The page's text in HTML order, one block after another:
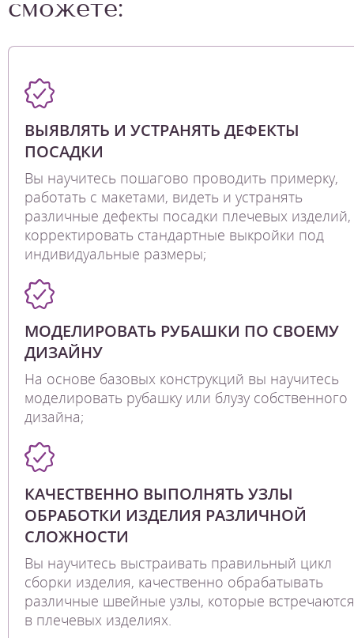
сможете:
ВЫЯВЛЯТЬ И УСТРАНЯТЬ ДЕФЕКТЫ
ПОСАДКИ
Вы научитесь пошагово проводить примерку,
работать с макетами, видеть и устранять
различные дефекты посадки плечевых изделий,
корректировать стандартные выкройки под
индивидуальные размеры;
МОДЕЛИРОВАТЬ РУБАШКИ ПО СВОЕМУ
ДИЗАЙНУ
На основе базовых конструкций вы научитесь
моделировать рубашку или блузу собственного
дизайна;
КАЧЕСТВЕННО ВЫПОЛНЯТЬ УЗЛЫ
ОБРАБОТКИ ИЗДЕЛИЯ РАЗЛИЧНОЙ
СЛОЖНОСТИ
Вы научитесь выстраивать правильный цикл
сборки изделия, качественно обрабатывать
различные швейные узлы, которые встречаются
в плечевых изделиях.